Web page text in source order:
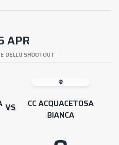
APR
DELLO SHOOTOUT
VS
CC ACQUACETOSA
BIANCA